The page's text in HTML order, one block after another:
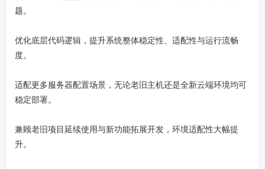
题。
优化底层代码逻辑，提升系统整体稳定性、适配性与运行流畅
度。
适配更多服务器配置场景，无论老旧主机还是全新云端环境均可
稳定部署。
兼顾老旧项目延续使用与新功能拓展开发，环境适配性大幅提
升。